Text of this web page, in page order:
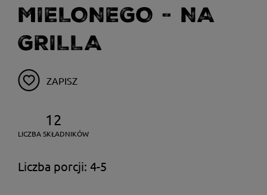
MIELONEGO - NA
GRILLA
ZAPISZ
12
LICZBA SKŁADNIKÓW
Liczba porcji: 4-5